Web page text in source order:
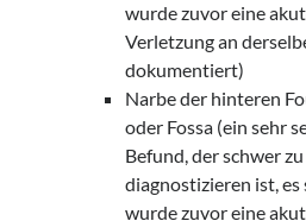
wurde zuvor eine
Verletzung an
dokumentiert)
Narbe der hinteren
oder Fossa (ein sehr
Befund, der schwer zu
diagnostizieren ist, es
wurde zuvor eine